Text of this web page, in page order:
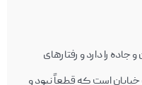
را دارد و رفتارهای
است که قطعاً نبود و